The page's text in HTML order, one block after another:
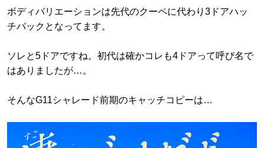
ボディバリエーションは先代のクーペに代わり3ドアハッ
チバックとなってます。
ソレと5ドアですね。初代は確かコレも4ドアって呼び名で
はありましたが…。
そんなG11シャレード前期のキャッチコピーは…